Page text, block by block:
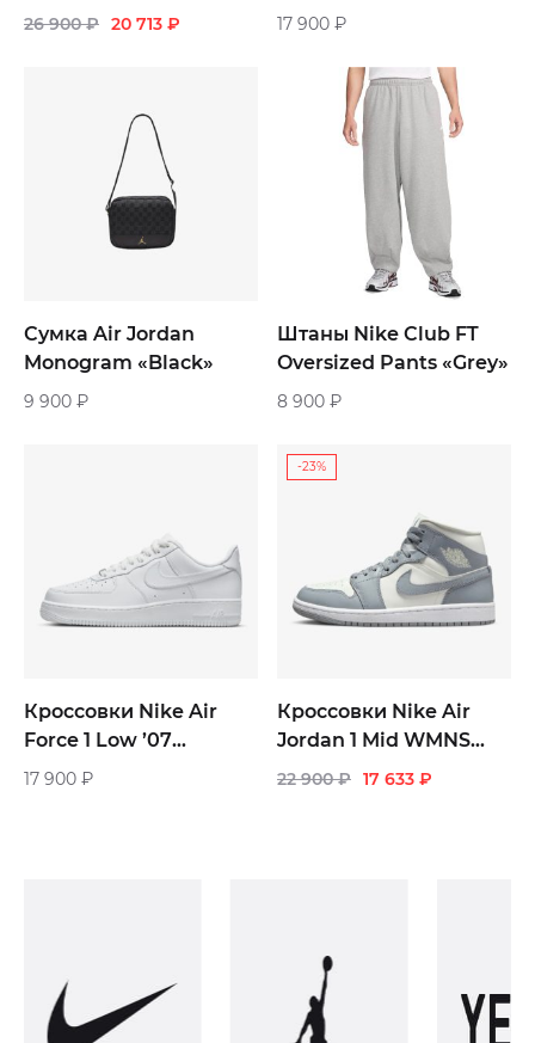
Terra «Light Bone»
26 900₽ 20 713 ₽ 17 900 ₽
Сумка Air Jordan
Monogram «Black»
9 900 ₽
Штаны Nike Club FT
Oversized Pants «Grey»
8 900 ₽
Кроссовки Nike Air
Force 1 Low ’07
мужские
17 900 ₽
-23%
Кроссовки Nike Air
Jordan 1 Mid WMNS
«Stealth» женские
22 900₽ 17 633 ₽